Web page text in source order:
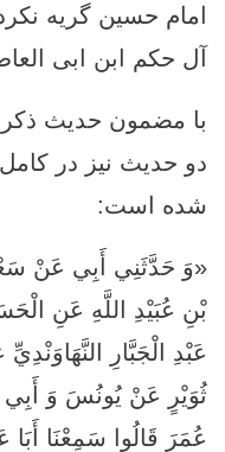
امام حسين گريه
آل حكم ابن ابى
با مضمون حدیث
دو حدیث نیز در
شده است:
«وَ حَدَّثَنِي أَبِي عَنْ
بْنِ عُبَيْدِ اللَّهِ عَنِ
عَبْدِ الْجَبَّارِ
ثُوَيْرٍ عَنْ يُونُسَ وَ
عُمَرَ قَالُوا سَمِعْنَا